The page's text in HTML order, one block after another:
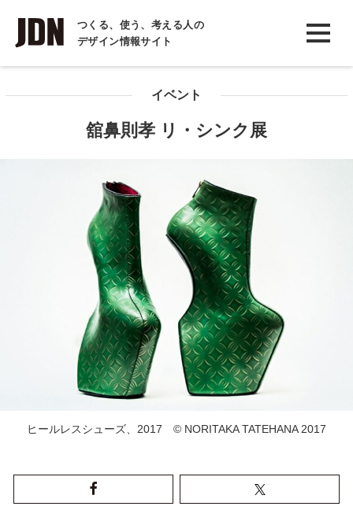
つくる、使う、考える人の
デザイン情報サイト
INTERVIEW
インタビュー
イベント
舘鼻則孝 リ・シンク展
ヒールレスシューズ、2017 © NORITAKA TATEHANA 2017